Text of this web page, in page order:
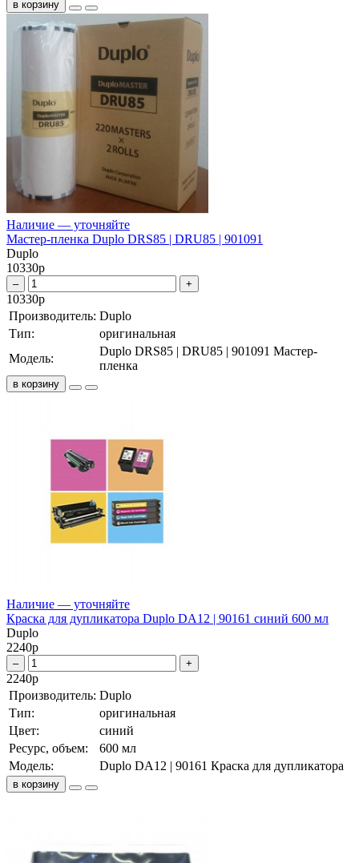
в корзину
Наличие — уточняйте
Мастер-пленка Duplo DRS85 | DRU85 | 901091
Duplo
10330р
– +
10330р
Производитель: Duplo
Тип:
оригинальная
Модель:
Duplo DRS85 | DRU85 | 901091 Мастер-
пленка
в корзину
Наличие — уточняйте
Краска для дупликатора Duplo DA12 | 90161 синий 600 мл
Duplo
2240р
– +
2240р
Производитель: Duplo
Тип:
оригинальная
Цвет:
синий
Ресурс, объем:
600 мл
Модель:
Duplo DA12 | 90161 Краска для дупликатора
в корзину